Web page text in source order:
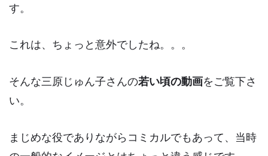
す。
これは、ちょっと意外でしたね。。。
そんな三原じゅん子さんの若い頃の動画をご覧下さ
い。
まじめな役でありながらコミカルでもあって、当時